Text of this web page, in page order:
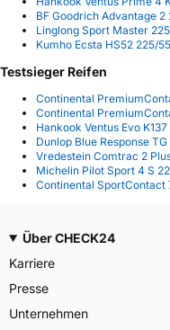
BF Goodrich Advantage
Linglong Sport Master
Kumho Ecsta HS52 225/
Testsieger Reifen
Continental
Continental
Hankook Ventus Evo
Dunlop Blue Response
Vredestein Comtrac 2
Michelin Pilot Sport 4 S
Continental SportContact
Über CHECK24
Karriere
Presse
Unternehmen